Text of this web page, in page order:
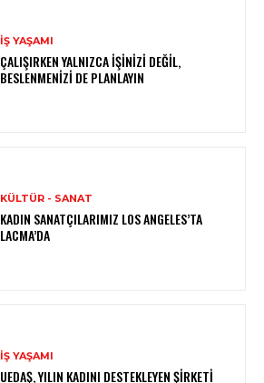
İŞ YAŞAMI
ÇALIŞIRKEN YALNIZCA İŞINIZI DEĞIL,
BESLENMENIZI DE PLANLAYIN
KÜLTÜR - SANAT
KADIN SANATÇILARIMIZ LOS ANGELES’TA
LACMA’DA
İŞ YAŞAMI
UEDAŞ, YILIN KADINI DESTEKLEYEN ŞIRKETI